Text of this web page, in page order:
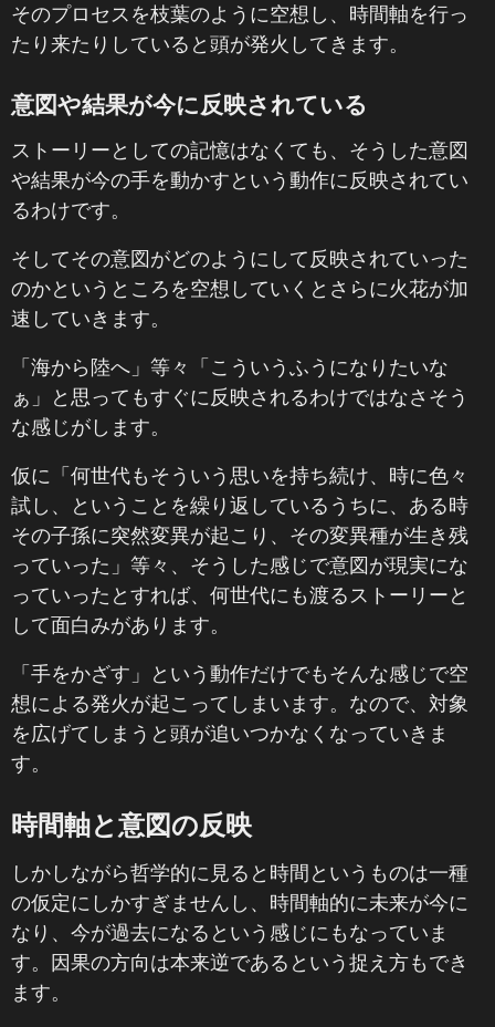
そのプロセスを枝葉のように空想し、時間軸を行っ
たり来たりしていると頭が発火してきます。
意図や結果が今に反映されている
ストーリーとしての記憶はなくても、そうした意図
や結果が今の手を動かすという動作に反映されてい
るわけです。
そしてその意図がどのようにして反映されていった
のかというところを空想していくとさらに火花が加
速していきます。
「海から陸へ」等々「こういうふうになりたいな
ぁ」と思ってもすぐに反映されるわけではなさそう
な感じがします。
仮に「何世代もそういう思いを持ち続け、時に色々
試し、ということを繰り返しているうちに、ある時
その子孫に突然変異が起こり、その変異種が生き残
っていった」等々、そうした感じで意図が現実にな
っていったとすれば、何世代にも渡るストーリーと
して面白みがあります。
「手をかざす」という動作だけでもそんな感じで空
想による発火が起こってしまいます。なので、対象
を広げてしまうと頭が追いつかなくなっていきま
す。
時間軸と意図の反映
しかしながら哲学的に見ると時間というものは一種
の仮定にしかすぎませんし、時間軸的に未来が今に
なり、今が過去になるという感じにもなっていま
す。因果の方向は本来逆であるという捉え方もでき
ます。